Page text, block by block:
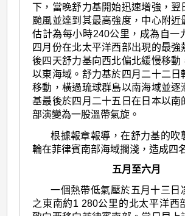
下，當晚舒力基開始迅速增強，翌
颱風並達到其最高強度，中心附近
估計為每小時240公里，成為自一
四月份在北太平洋西部出現的最強
後四天舒力基向西北偏北緩慢移動
以東海域。舒力基於四月二十二日
移動，橫過琉球群島以南海域並逐
基最後於四月二十五日在日本以南
部演變為一股溫帶氣旋。
根據報章報導，在舒力基的吹
輪在菲律賓南部海域擱淺，造成四
五月至六月
一個熱帶低氣壓於五月十三日
之東南約1 280公里的北太平洋西